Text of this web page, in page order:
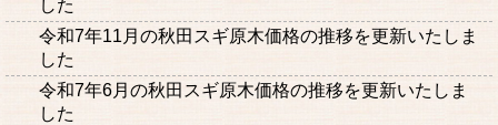
した
令和7年11月の秋田スギ原木価格の推移を更新いたしま
した
令和7年6月の秋田スギ原木価格の推移を更新いたしま
した